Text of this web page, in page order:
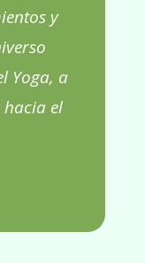
y
Yoga, a
el